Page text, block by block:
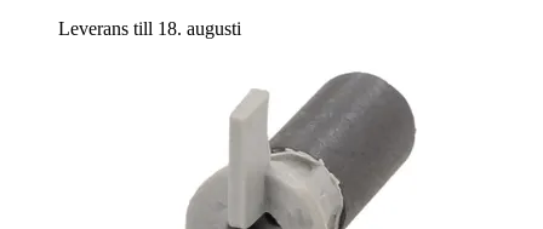
Leverans till 18. augusti